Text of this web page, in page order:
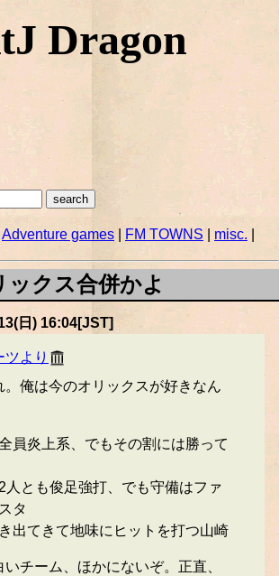
Dragon
Adventure games FM TOWNS| misc.
ックス合併かよ
日) 16:04[JST]
ツより
。俺は今のオリックスが好きなん
員炎上系、でもその割には勝って
人とも俊足強打、でも守備はファ
タ
出てきて地味にヒットを打つ山崎
いチーム、ほかにないぞ。正直、